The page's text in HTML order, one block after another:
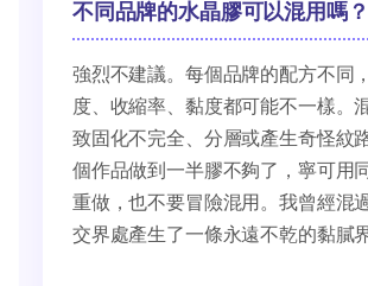
不同品牌的水晶膠可以混用嗎？
強烈不建議。每個品牌的配方不同
度、收縮率、黏度都可能不一樣。
致固化不完全、分層或產生奇怪紋
個作品做到一半膠不夠了，寧可用
重做，也不要冒險混用。我曾經混
交界處產生了一條永遠不乾的黏膩界